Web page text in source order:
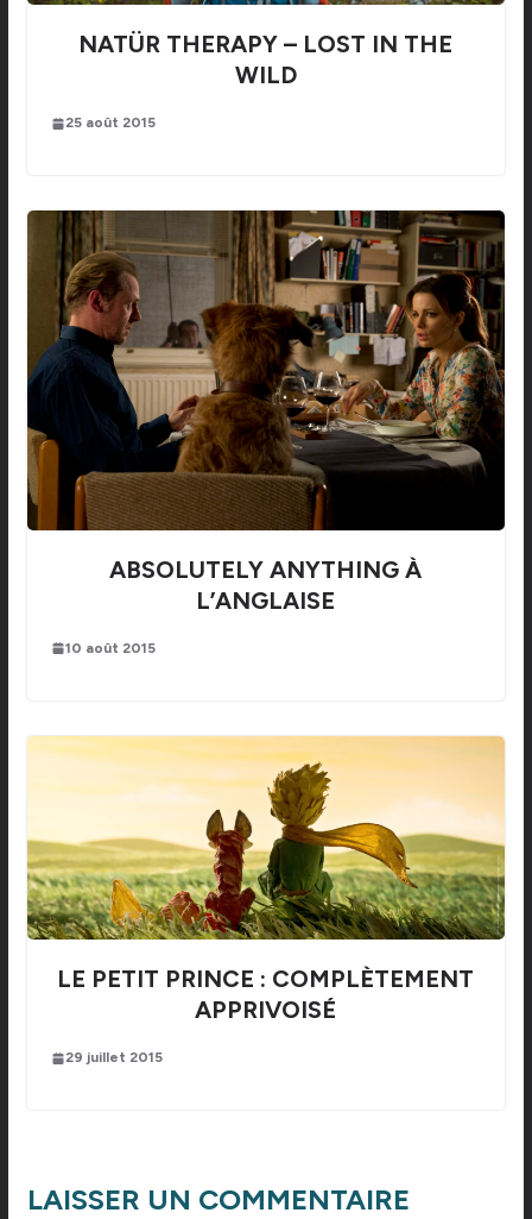
NATÜR THERAPY – LOST IN THE
WILD
25 août 2015
ABSOLUTELY ANYTHING À
L’ANGLAISE
10 août 2015
LE PETIT PRINCE : COMPLÈTEMENT
APPRIVOISÉ
29 juillet 2015
LAISSER UN COMMENTAIRE